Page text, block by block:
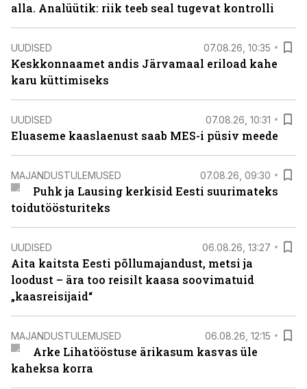
alla. Analüütik: riik teeb seal tugevat kontrolli
UUDISED 07.08.26, 10:35
Keskkonnaamet andis Järvamaal eriload kahe
karu küttimiseks
UUDISED 07.08.26, 10:31
Eluaseme kaaslaenust saab MES-i püsiv meede
MAJANDUSTULEMUSED 07.08.26, 09:30
Puhk ja Lausing kerkisid Eesti suurimateks
toidutöösturiteks
UUDISED 06.08.26, 13:27
Aita kaitsta Eesti põllumajandust, metsi ja
loodust – ära too reisilt kaasa soovimatuid
„kaasreisijaid“
MAJANDUSTULEMUSED 06.08.26, 12:15
Arke Lihatööstuse ärikasum kasvas üle
kaheksa korra